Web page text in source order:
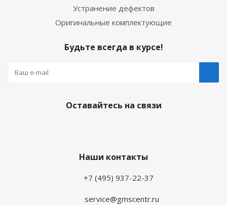
Устранение дефектов
Оригинальные комплектующие
Будьте всегда в курсе!
Оставайтесь на связи
Наши контакты
+7 (495) 937-22-37
service@gmscentr.ru